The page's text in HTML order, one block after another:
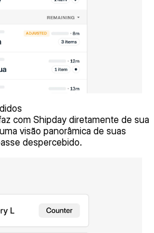
com Shipday diretamente de sua
visão panorâmica de suas
despercebido.